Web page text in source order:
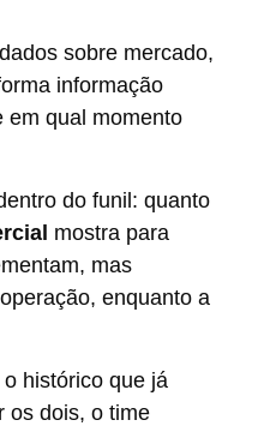
sobre mercado,
informação
em qual momento
do funil: quanto
mostra para
mas
enquanto a
histórico que já
os dois, o time